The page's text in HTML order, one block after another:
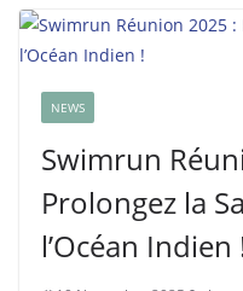
NEWS
Swimrun
Prolongez la
l’Océan Indien